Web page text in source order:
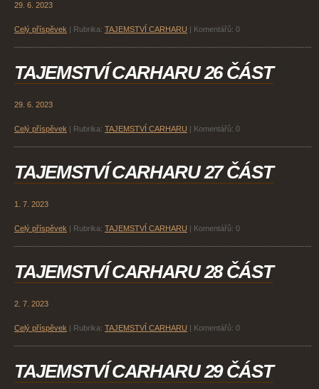
29. 6. 2023
Celý příspěvek Rubrika: TAJEMSTVÍ CARHARU Komentářů: 0
TAJEMSTVÍ CARHARU 26 ČÁST
29. 6. 2023
Celý příspěvek Rubrika: TAJEMSTVÍ CARHARU Komentářů: 0
TAJEMSTVÍ CARHARU 27 ČÁST
1. 7. 2023
Celý příspěvek Rubrika: TAJEMSTVÍ CARHARU Komentářů: 0
TAJEMSTVÍ CARHARU 28 ČÁST
2. 7. 2023
Celý příspěvek Rubrika: TAJEMSTVÍ CARHARU Komentářů: 0
TAJEMSTVÍ CARHARU 29 ČÁST